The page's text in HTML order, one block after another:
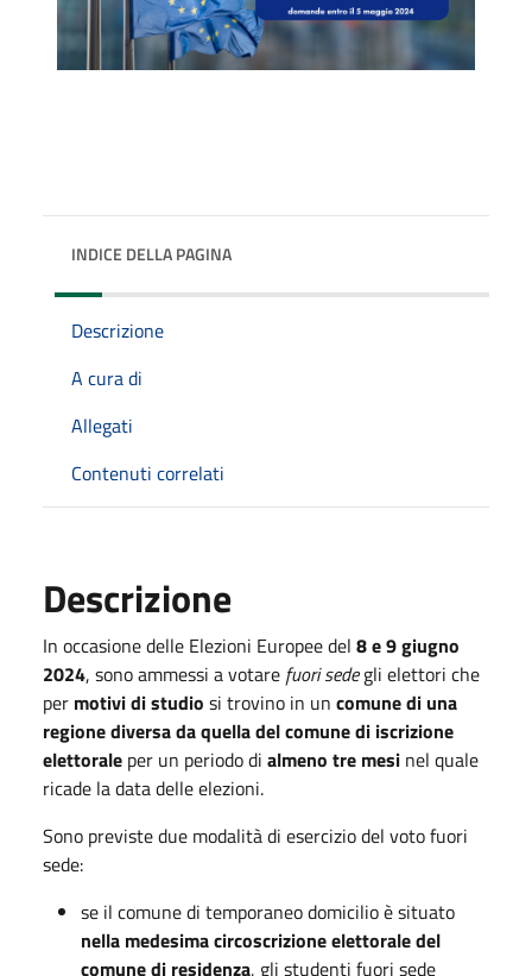
INDICE DELLA PAGINA
Descrizione
A cura di
Allegati
Contenuti correlati
Descrizione
In occasione delle Elezioni Europee del 8 e 9 giugno
2024, sono ammessi a votare fuori sedegli elettori che
per motivi di studio si trovino in un comune di una
regione diversa da quella del comune di iscrizione
elettorale per un periodo di almeno tre mesi nel quale
ricade la data delle elezioni.
Sono previste due modalità di esercizio del voto fuori
sede:
se il comune di temporaneo domicilio è situato
nella medesima circoscrizione elettorale del
comune di residenza, gli studenti fuori sede